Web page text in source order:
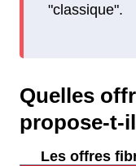
"classique".
Quelles
propose-t-
Les offres